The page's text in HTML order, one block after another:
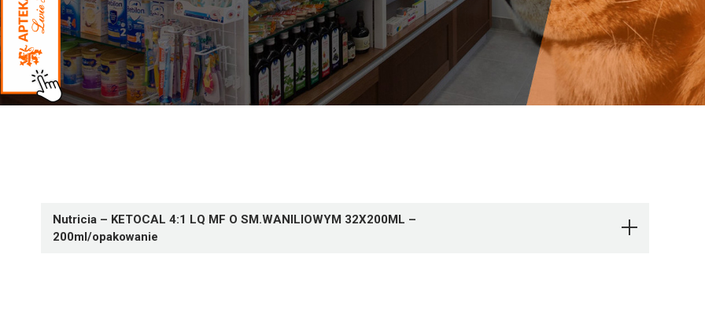
Nutricia – KETOCAL 4:1 LQ MF O SM.WANILIOWYM 32X200ML –
200ml/opakowanie